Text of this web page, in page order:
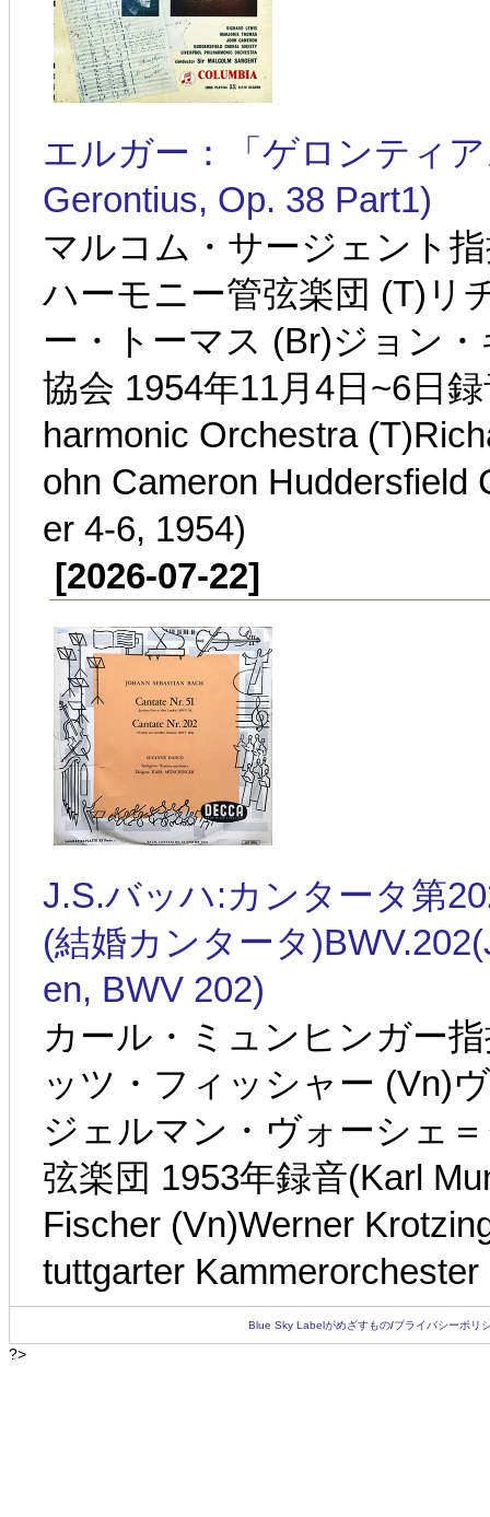
エルガー：「ゲロンティ
Gerontius, Op. 38 Part1)
マルコム・サージェント
ハーモニー管弦楽団 (T)リ
ー・トーマス (Br)ジョン
協会 1954年11月4日~6日
harmonic Orchestra
ohn Cameron Huddersfield
er 4-6, 1954)
[2026-07-22]
J.S.バッハ:カンタータ第
(結婚カンタータ
en, BWV 202)
カール・ミュンヒンガー
ッツ・フィッシャー (Vn)
ジェルマン・ヴォーシェ
弦楽団 1953年録音(Karl
Fischer (Vn)Werner
tuttgarter
Blue Sky Labelがめざすもの/プライバシーポリ
?>